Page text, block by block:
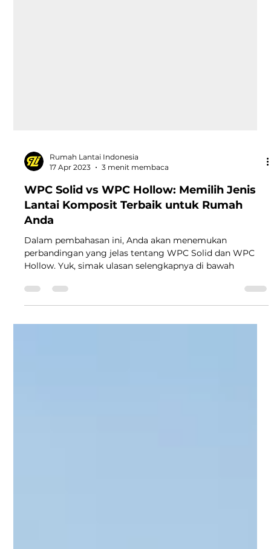
17 Apr 2023
3 menit membaca
WPC Solid vs WPC Hollow: Memilih Jenis
Lantai Komposit Terbaik untuk Rumah
Anda
Dalam pembahasan ini, Anda akan menemukan
perbandingan yang jelas tentang WPC Solid dan WPC
Hollow. Yuk, simak ulasan selengkapnya di bawah